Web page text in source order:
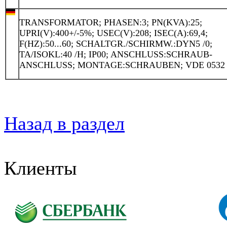
TRANSFORMATOR; PHASEN:3; PN(KVA):25;
UPRI(V):400+/-5%; USEC(V):208; ISEC(A):69,4;
F(HZ):50...60; SCHALTGR./SCHIRMW.:DYN5 /0;
TA/ISOKL:40 /H; IP00; ANSCHLUSS:SCHRAUB-
ANSCHLUSS; MONTAGE:SCHRAUBEN; VDE 0532
Назад в раздел
Клиенты